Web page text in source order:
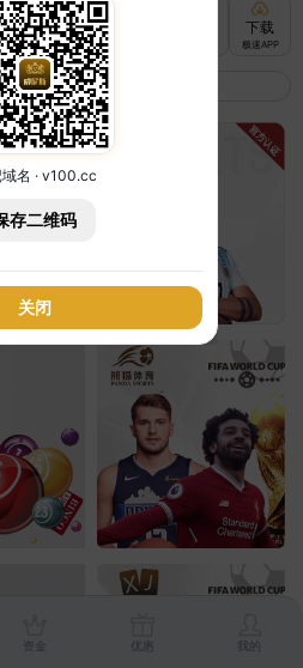
充值
快速到账
下载
极速APP
资金 优惠 我的
名 · v100.cc
存二维码
关闭